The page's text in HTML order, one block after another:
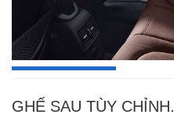
GHẾ SAU TÙY CHỈNH.